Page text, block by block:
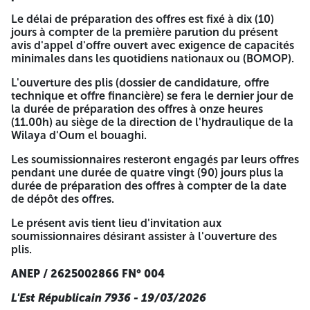
page la mention manuscrite "lu et accepter" remplie daté
dûment signé et visé par le soumissionnaire. Observation :
Toutes les pièces demandées doivent être valide le jour de
l'ouverture.
III - OFFRE FINANCIERE CONTIENT :
4- La lettre de soumission (remplie datée dûment signée et
visée par le soumissionnaire). 5- Le bordereau des prix
unitaires (BPU) (remplie en lettre et en chiffre daté dûment
signé et visé par le soumissionnaire). 6- Le détail quantitatif
et estimatif (DQE) (remplie en chiffre daté dûment signé et
visé par le soumissionnaire).
L'attributaire du marché doit joindre un dossier sopie
originale après l'avis d'attribution du marché. Le dépôt des
offres est prévu le dernier jour de la durée de préparation
des offres de 8 h00 à 11 h00. Les offres seront déposées au
siège de la direction de l'hydraulique de la Wilaya d'OUM
EL BOUAGHI.
Les offres doivent comporter un dossier de candidature,
une offre technique et une offre financière insérés dans des
enveloppes séparées et cachetées, indiquant la
Le délai de préparation des offres est fixé à dix (10)
jours à compter de la première parution du présent
avis d'appel d'offre ouvert avec exigence de capacités
minimales dans les quotidiens nationaux ou (BOMOP).
L'ouverture des plis (dossier de candidature, offre
technique et offre financière) se fera le dernier jour de
la durée de préparation des offres à onze heures
(11.00h) au siège de la direction de l'hydraulique de la
Wilaya d'Oum el bouaghi.
Les soumissionnaires resteront engagés par leurs offres
pendant une durée de quatre vingt (90) jours plus la
durée de préparation des offres à compter de la date
de dépôt des offres.
Le présent avis tient lieu d'invitation aux
soumissionnaires désirant assister à l'ouverture des
plis.
ANEP / 2625002866 FN° 004
L'Est Républicain 7936 - 19/03/2026